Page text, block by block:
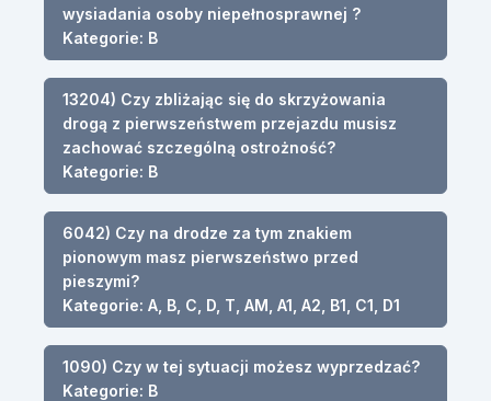
wysiadania osoby niepełnosprawnej ?
Kategorie: B
13204) Czy zbliżając się do skrzyżowania
drogą z pierwszeństwem przejazdu musisz
zachować szczególną ostrożność?
Kategorie: B
6042) Czy na drodze za tym znakiem
pionowym masz pierwszeństwo przed
pieszymi?
Kategorie: A, B, C, D, T, AM, A1, A2, B1, C1, D1
1090) Czy w tej sytuacji możesz wyprzedzać?
Kategorie: B